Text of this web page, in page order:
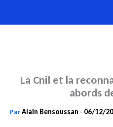
au
La Cnil et la
abords
ParAlain Bensoussan - 06/12/